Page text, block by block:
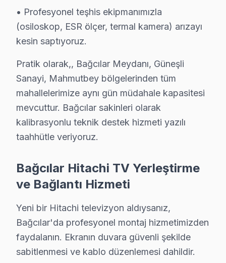
Bağcılar'de fiyata dahil olanlar:
• Arıza tespiti (teşhis)
• İşçilik maliyeti
• 2 yıl garanti (parça + işçilik)
• Sigortalı taşıma (gerekirse)
Bağcılar'da Hitachi görüntüleme sistemi için fiyat
Bağcılar Genelinde Hitachi TV Teknik onarım
Bağcılar ve yakın bölgelerde Hitachi televizyon
• Bağcılar tüm semtler ve mahalleler
• Bitişik ilçelere servis erişimi
Bağcılar çevresinde Hitachi servisi için hemen
Hitachi Parça Kalitesi – Bağcılar Servisimizde
• Profesyonel teşhis ekipmanımızla
(osiloskop, ESR ölçer, termal kamera) arızayı
kesin saptıyoruz.
Pratik olarak,, Bağcılar Meydanı, Güneşli
Sanayi, Mahmutbey bölgelerinden tüm
mahallelerimize aynı gün müdahale kapasitesi
mevcuttur. Bağcılar sakinleri olarak
kalibrasyonlu teknik destek hizmeti yazılı
taahhütle veriyoruz.
Bağcılar Hitachi TV Yerleştirme
ve Bağlantı Hizmeti
Yeni bir Hitachi televizyon aldıysanız,
Bağcılar'da profesyonel montaj hizmetimizden
faydalanın. Ekranın duvara güvenli şekilde
sabitlenmesi ve kablo düzenlemesi dahildir.